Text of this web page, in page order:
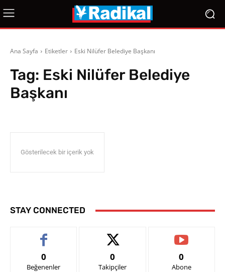
Ana Sayfa Etiketler Eski Nilüfer Belediye Başkanı
Tag: Eski Nilüfer Belediye
Başkanı
Gösterilecek bir içerik yok
STAY CONNECTED
0
Beğenenler
0
Takipçiler
0
Abone